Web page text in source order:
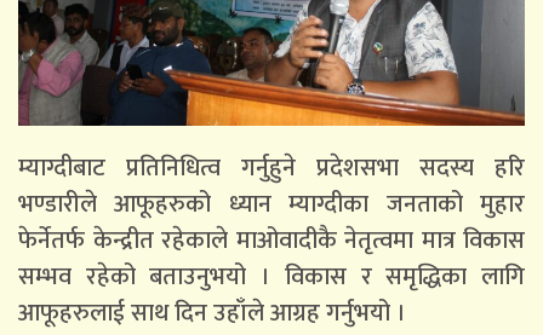
म्याग्दीबाट प्रतिनिधित्व गर्नुहुने प्रदेशसभा सदस्य हरि
भण्डारीले आफूहरुको ध्यान म्याग्दीका जनताको मुहार
फेर्नेतर्फ केन्द्रीत रहेकाले माओवादीकै नेतृत्वमा मात्र विकास
सम्भव रहेको बताउनुभयो । विकास र समृद्धिका लागि
आफूहरुलाई साथ दिन उहाँले आग्रह गर्नुभयो ।